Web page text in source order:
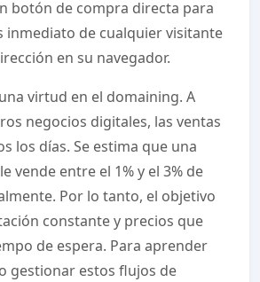
botón de compra directa para
inmediato de cualquier visitante
en su navegador.
virtud en el domaining. A
negocios digitales, las ventas
los días. Se estima que una
vende entre el 1% y el 3% de
Por lo tanto, el objetivo
constante y precios que
de espera. Para aprender
gestionar estos flujos de